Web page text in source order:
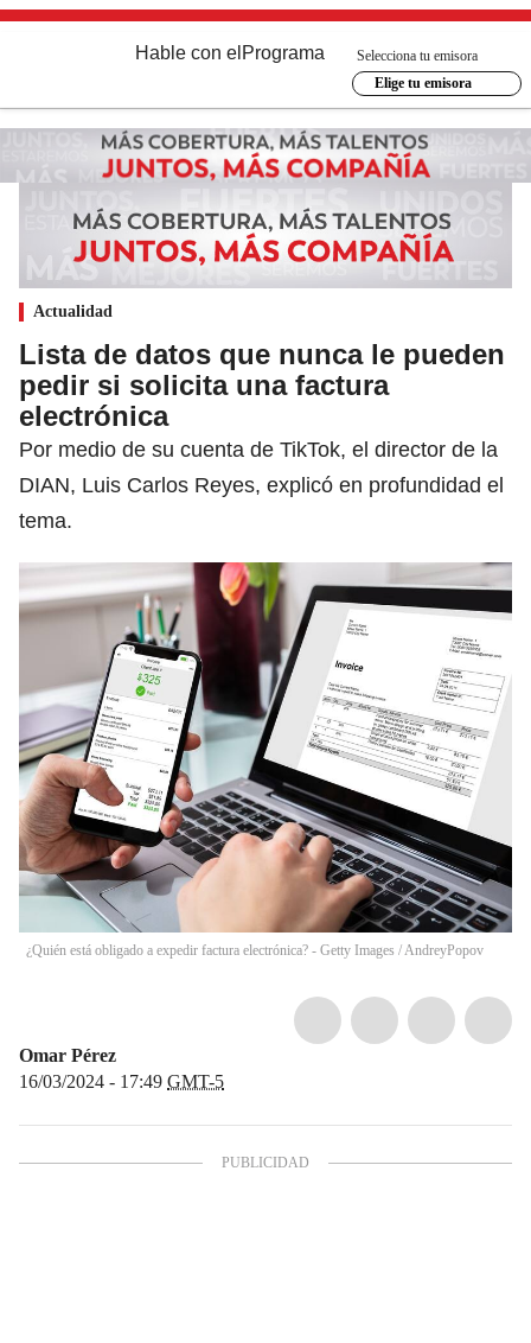
Hable con el Programa
Selecciona tu emisora
Elige tu emisora
Actualidad
Lista de datos que nunca le pueden
pedir si solicita una factura
electrónica
Por medio de su cuenta de TikTok, el director de la
DIAN, Luis Carlos Reyes, explicó en profundidad el
tema.
¿Quién está obligado a expedir factura electrónica? - Getty Images /AndreyPopov
Omar Pérez
16/03/2024 - 17:49 GMT-5